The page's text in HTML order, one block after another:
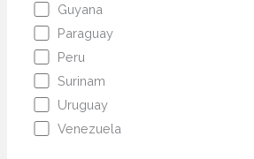
Guyana
Paraguay
Peru
Surinam
Uruguay
Venezuela